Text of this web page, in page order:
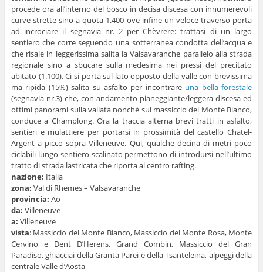
procede ora all’interno del bosco in decisa discesa con innumerevoli
curve strette sino a quota 1.400 ove infine un veloce traverso porta
ad incrociare il segnavia nr. 2 per Chèvrere: trattasi di un largo
sentiero che corre seguendo una sotterranea condotta dell’acqua e
che risale in leggerissima salita la Valsavaranche parallelo alla strada
regionale sino a sbucare sulla medesima nei pressi del precitato
abitato (1.100). Ci si porta sul lato opposto della valle con brevissima
ma ripida (15%) salita su asfalto per incontrare una bella forestale
(segnavia nr.3) che, con andamento pianeggiante/leggera discesa ed
ottimi panorami sulla vallata nonchè sul massiccio del Monte Bianco,
conduce a Champlong. Ora la traccia alterna brevi tratti in asfalto,
sentieri e mulattiere per portarsi in prossimità del castello Chatel-
Argent a picco sopra Villeneuve. Qui, qualche decina di metri poco
ciclabili lungo sentiero scalinato permettono di introdursi nell’ultimo
tratto di strada lastricata che riporta al centro rafting.
nazione: Italia
zona: Val di Rhemes – Valsavaranche
provincia: Ao
da: Villeneuve
a: Villeneuve
vista: Massiccio del Monte Bianco, Massiccio del Monte Rosa, Monte
Cervino e Dent D’Herens, Grand Combin, Massiccio del Gran
Paradiso, ghiacciai della Granta Parei e della Tsanteleina, alpeggi della
centrale Valle d’Aosta